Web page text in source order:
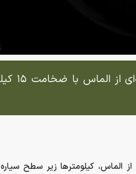
شبیه‌سازی‌های
کیلومتر‌ها زیر سطح